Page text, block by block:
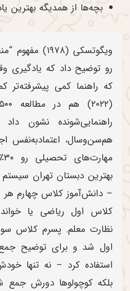
بچه‌ها از همدیگه بهترین
ویگوتسکی (۱۹۷۸)
رو توضیح داد که یادگیری
که راهنما کمی پیشرفته‌تر
راهنمایی‌شونده نشون
بهترین دبستان تهران سیستم
کلاس اول ریاضی یا
نظارت معلم. پسرم کلاس
اول شد و برای توضیح
استفاده کرد – نه تنها
بلکه کوچولوها دورش جمع